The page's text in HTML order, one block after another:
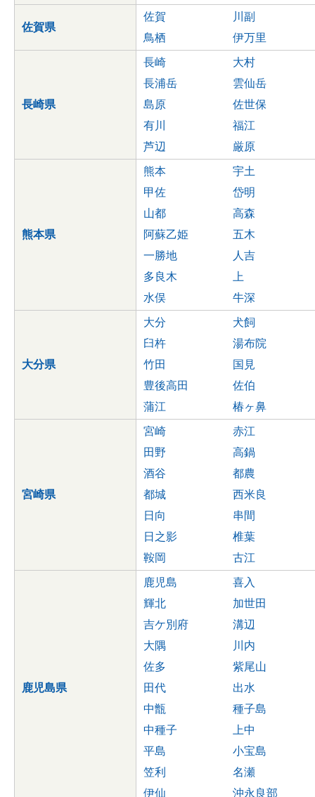
佐賀県
佐賀
川副
鳥栖
伊万里
長崎県
長崎
大村
長浦岳
雲仙岳
島原
佐世保
有川
福江
芦辺
厳原
熊本県
熊本
宇土
甲佐
岱明
山都
高森
阿蘇乙姫
五木
一勝地
人吉
多良木
上
水俣
牛深
大分県
大分
犬飼
臼杵
湯布院
竹田
国見
豊後高田
佐伯
蒲江
椿ヶ鼻
宮崎県
宮崎
赤江
田野
高鍋
酒谷
都農
都城
西米良
日向
串間
日之影
椎葉
鞍岡
古江
鹿児島県
鹿児島
喜入
輝北
加世田
吉ケ別府
溝辺
大隅
川内
佐多
紫尾山
田代
出水
中甑
種子島
中種子
上中
平島
小宝島
笠利
名瀬
伊仙
沖永良部